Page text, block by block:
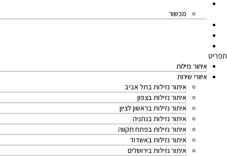
מכשור
תפריט
איתור נזילות
איזורי שירות
איתור נזילות בתל אביב
איתור נזילות בצפון
איתור נזילות בראשון לציון
איתור נזילות בנתניה
איתור נזילות בפתח תקווה
איתור נזילות באשדוד
איתור נזילות בירושלים